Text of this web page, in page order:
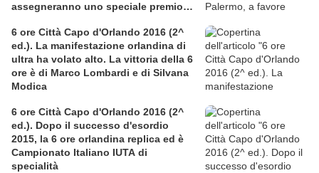
assegneranno uno speciale premio
6 ore Città Capo d'Orlando 2016 (2^
ed.). La manifestazione orlandina di
ultra ha volato alto. La vittoria della 6
ore è di Marco Lombardi e di Silvana
Modica
6 ore Città Capo d'Orlando 2016 (2^
ed.). Dopo il successo d'esordio
2015, la 6 ore orlandina replica ed è
Campionato Italiano IUTA di
specialità